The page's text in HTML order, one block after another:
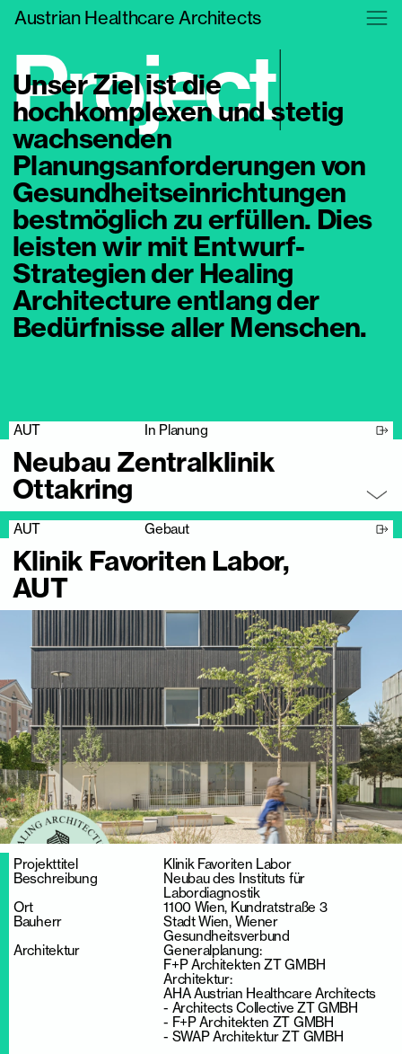
Austrian Healthcare Architects
Proj
Unser Ziel ist die
hochkomplexen und stetig
wachsenden
Planungsanforderungen von
Gesundheitseinrichtungen
bestmöglich zu erfüllen. Dies
leisten wir mit Entwurf-
Strategien der Healing
Architecture entlang der
Bedürfnisse aller Menschen.
AUT In Planung
Neubau Zentralklinik
Ottakring
AUT Gebaut
Klinik Favoriten Labor,
AUT
Projekttitel
Klinik Favoriten Labor
Beschreibung
Neubau des Instituts für
Labordiagnostik
Ort
1100 Wien, Kundratstraße 3
Bauherr
Stadt Wien, Wiener
Gesundheitsverbund
Architektur
Generalplanung:
F+P Architekten ZT GMBH
Architektur:
AHA Austrian Healthcare Architects
- Architects Collective ZT GMBH
- F+P Architekten ZT GMBH
- SWAP Architektur ZT GMBH